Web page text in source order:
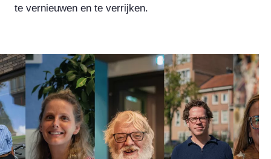
te vernieuwen en te verrijken.